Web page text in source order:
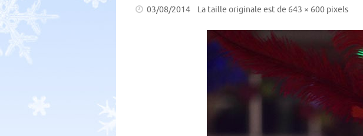
03/08/2014 La taille originale est de 643 × 600 pixels